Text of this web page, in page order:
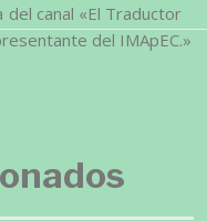
del canal «El Traductor
del IMApEC.»